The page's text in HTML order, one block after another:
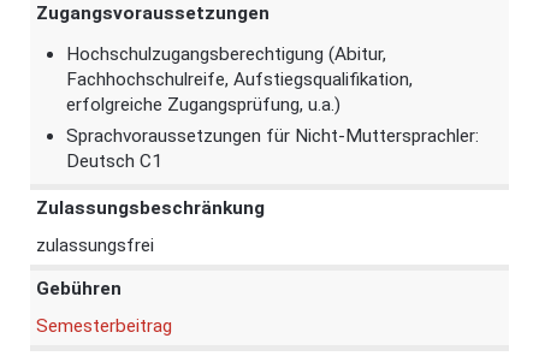
Zugangsvoraussetzungen
Hochschulzugangsberechtigung (Abitur,
Fachhochschulreife, Aufstiegsqualifikation,
erfolgreiche Zugangsprüfung, u.a.)
Sprachvoraussetzungen für Nicht-Muttersprachler:
Deutsch C1
Zulassungsbeschränkung
zulassungsfrei
Gebühren
Semesterbeitrag